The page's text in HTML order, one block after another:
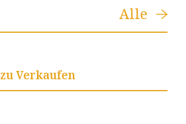
Alle
Verkaufen